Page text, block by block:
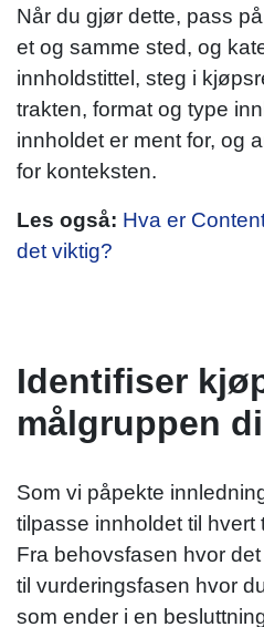
Når du gjør dette, pass
et og samme sted, og
innholdstittel, steg i
trakten, format og type
innholdet er ment for, og
for konteksten.
Les også: Hva er
det viktig?
Identifiser
målgruppen
Som vi påpekte
tilpasse innholdet til hvert
Fra behovsfasen hvor
til vurderingsfasen hvor
som ender i en